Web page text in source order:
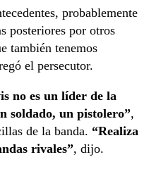
probablemente
posteriores por otros
también tenemos
el persecutor.
no es un líder de la
soldado, un pistolero”,
de la banda. “Realiza
rivales”, dijo.